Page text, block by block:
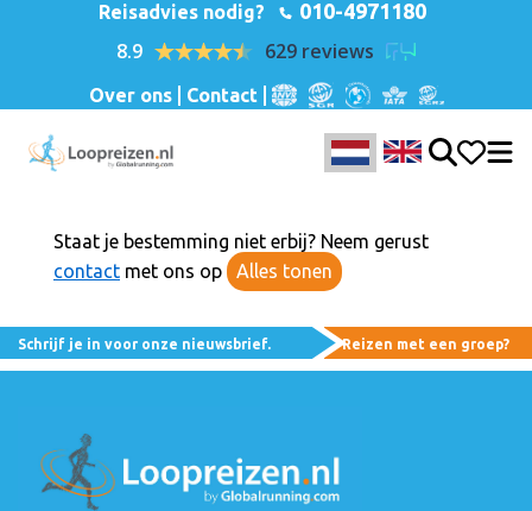
Reisadvies nodig? 010-4971180
8.9 629 reviews
Over ons Contact
Staat je bestemming niet erbij? Neem gerust
contact met ons op Alles tonen
Schrijf je in voor onze nieuwsbrief. Reizen met een groep?